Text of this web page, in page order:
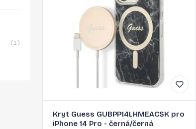
(1)
Kryt Guess GUBPP14LHMEACSK pro
iPhone 14 Pro - černá/černá